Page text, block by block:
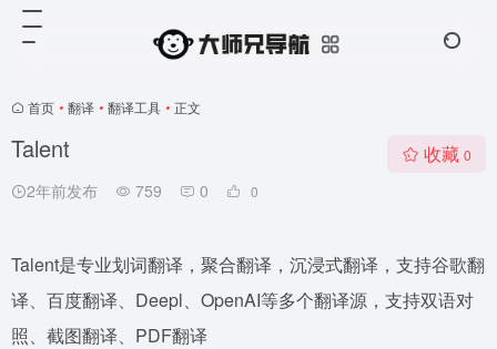
首页 • 翻译 • 翻译工具 • 正文
Talent
2年前发布 759 0 0
收藏 0
Talent是专业划词翻译，聚合翻译，沉浸式翻译，支持谷歌翻
译、百度翻译、Deepl、OpenAI等多个翻译源，支持双语对
照、截图翻译、PDF翻译